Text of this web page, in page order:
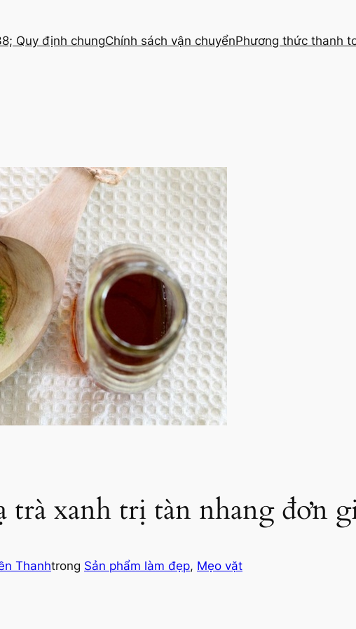
Quy định chungChính sách vận chuyểnPhương thức thanh
trà xanh trị tàn nhang đơn
Thanhtrong Sản phẩm làm đẹp, Mẹo vặt